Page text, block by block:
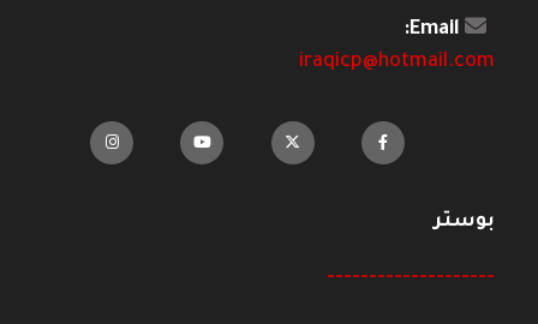
Email:
iraqicp@hotmail.com
بوستر
--------------------